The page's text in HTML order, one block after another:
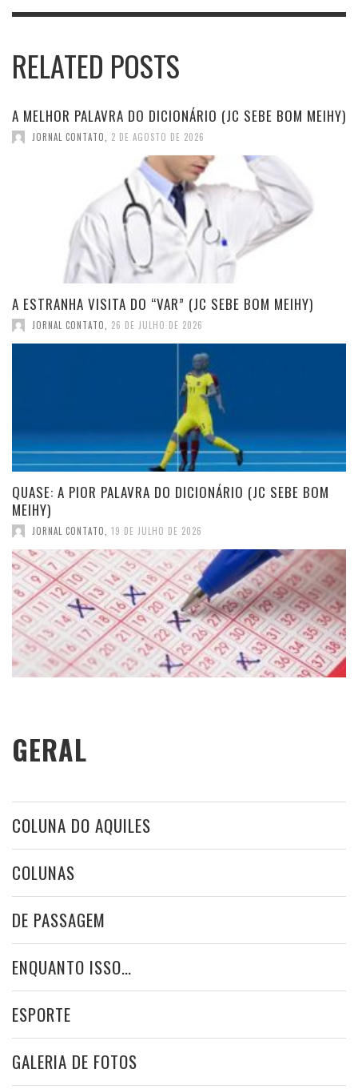
RELATED POSTS
A MELHOR PALAVRA DO DICIONÁRIO (JC SEBE BOM MEIHY)
JORNAL CONTATO, 2 DE AGOSTO DE 2026
A ESTRANHA VISITA DO “VAR” (JC SEBE BOM MEIHY)
JORNAL CONTATO 26 DE JULHO DE 2026
QUASE: A PIOR PALAVRA DO DICIONÁRIO (JC SEBE BOM
MEIHY)
JORNAL CONTATO 19 DE JULHO DE 2026
GERAL
COLUNA DO AQUILES
COLUNAS
DE PASSAGEM
ENQUANTO ISSO…
ESPORTE
GALERIA DE FOTOS